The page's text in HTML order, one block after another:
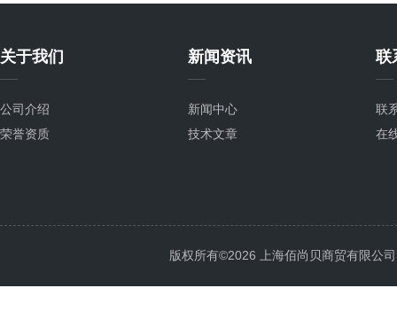
关于我们
公司介绍
荣誉资质
新闻资讯
新闻中心
技术文章
联
联
在
版权所有©2026 上海佰尚贝商贸有限公